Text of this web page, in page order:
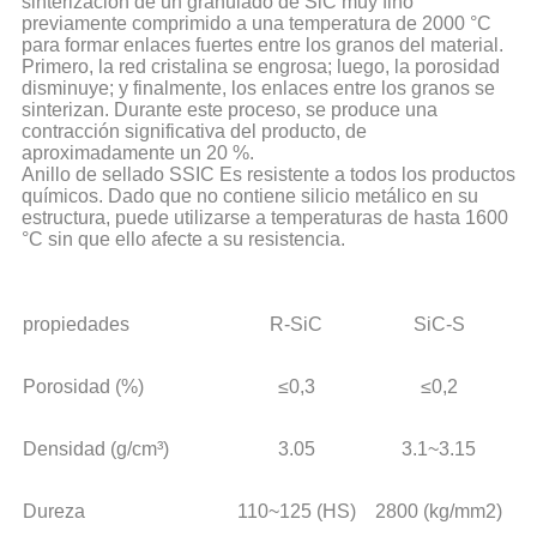
previamente comprimido a una temperatura de 2000 °C
para formar enlaces fuertes entre los granos del material.
Primero, la red cristalina se engrosa; luego, la porosidad
disminuye; y finalmente, los enlaces entre los granos se
sinterizan. Durante este proceso, se produce una
contracción significativa del producto, de
aproximadamente un 20 %.
Anillo de sellado SSIC Es resistente a todos los productos
químicos. Dado que no contiene silicio metálico en su
estructura, puede utilizarse a temperaturas de hasta 1600
°C sin que ello afecte a su resistencia.
propiedades R-SiC SiC-S
Porosidad (%) ≤0,3 ≤0,2
Densidad (g/cm³) 3.05 3.1~3.15
Dureza 110~125 (HS) 2800 (kg/mm2)